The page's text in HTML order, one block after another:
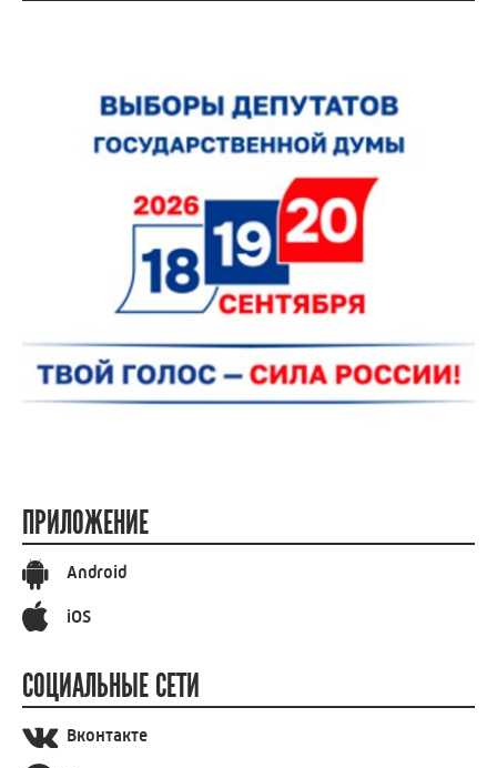
ПРИЛОЖЕНИЕ
Android
iOS
СОЦИАЛЬНЫЕ СЕТИ
Вконтакте